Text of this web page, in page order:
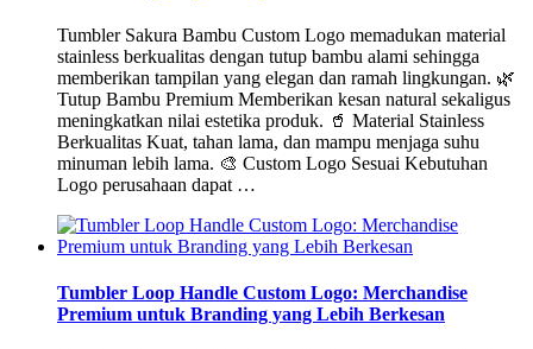
Tumbler Sakura Bambu Custom Logo memadukan material
stainless berkualitas dengan tutup bambu alami sehingga
memberikan tampilan yang elegan dan ramah lingkungan. 🌿
Tutup Bambu Premium Memberikan kesan natural sekaligus
meningkatkan nilai estetika produk. 🥤 Material Stainless
Berkualitas Kuat, tahan lama, dan mampu menjaga suhu
minuman lebih lama. 🎨 Custom Logo Sesuai Kebutuhan
Logo perusahaan dapat …
Tumbler Loop Handle Custom Logo: Merchandise
Premium untuk Branding yang Lebih Berkesan